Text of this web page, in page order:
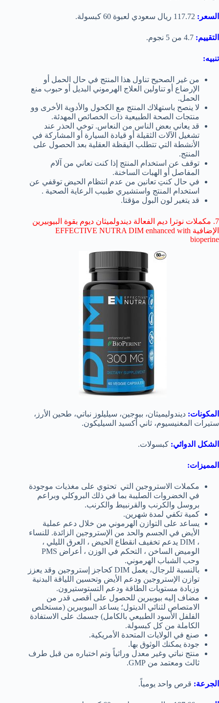
السعر: 117.72 ريال سعودي لعبوة 60 كبسولة.
التقييم: 4.7 من 5 نجوم.
تنبيه:
من غير الصحيح تناول هذا المنتج في حال الحمل أو
الإرضاع أو تناولين العلاج الهرموني البديل أو حبوب منع
الحمل.
لا ينصح باستهلاك المنتج مع الكحول والأدوية الأخرى وو
منتجات الصحة الطبيعية ذات الخصائص المهدئة.
قد يعاني بعض الناس من النعاس. توخي الحذر عند
تشغيل الآلات الثقيلة أو قيادة السيارة أو المشاركة في
الأنشطة التي تتطلب اليقظة العقلية بعد الحصول على
المنتج.
توقف عن استخدام المنتج إذا كنت تعاني من آلام
المفاصل أو الهبات الساخنة.
في حال كنتِ تعانين من عدم انتظام الحيض توقفي عن
استخدام المنتج واستشيري طبيب الرعاية الصحية .
قد يتغير لون البول مؤقتا.
7. مكملات نوترا ديم الفعالة ديندولميثان ديوم بقوة ا
لبيوبيرين
الإضافية EFFECTIVE NUTRA DIM enhanced with
bioperine
المكونات: ديندوليميثان، بيوجين، سيليلوز نباتي، طحين الأرز،
ستيرات المغنيسيوم، ثاني أكسيد السيليكون.
الشكل الدوائي: كبسولات.
المميزات:
مكملات الاستروجين التي تحتوي على مغذيات موجودة
في الخضروات الصليبة بما في ذلك البروكلي وبراعم
بروسل والكرنب والقرنبيط والكرنب.
كمية تكفي لمدة شهرين.
يساعد على التوازن الهرموني من خلال دعم عملية
الأيض في الجسم والحد من الإستروجين الزائدة. للنساء
، DIM يدعم تخفيف انقطاع الحيض ، العرق الليلي ،
الوميض الساخن ، التحكم في الوزن ، أعراض PMS
وحب الشباب الهرموني.
بالنسبة للرجال، يعمل DIM كحاجز إستروجين وقد يعزز
توازن الإستروجين ودعم الأيض وتحسين اللياقة البدنية
وزيادة مستويات الطاقة ودعم التستوستيرون.
مضاف إليه بيوبيرين للحصول على أقصى قدر من
الامتصاص لثنائي الديتول؛ يساعد البيوبيرين (مستخلص
الفلفل الأسود الطبيعي بالكامل) جسمك على الاستفادة
الكاملة من كل كبسولة.
صنع في الولايات المتحدة الأمريكية.
جودة يمكنك الوثوق بها.
منتج نباتي وغير معدل وراثياً وتم اختباره من قبل طرف
ثالث ومعتمد من GMP.
الجرعة: قرص واحد يومياً.